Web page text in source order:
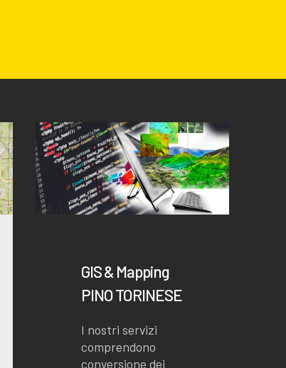
GIS & Mapping
PINO TORINESE
I nostri servizi
comprendono
conversione dei